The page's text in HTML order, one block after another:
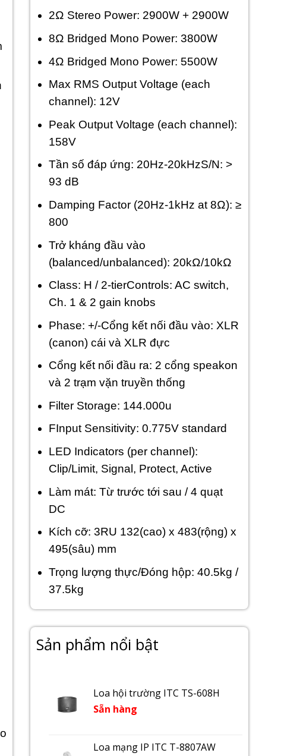
2Ω Stereo Power: 2900W + 2900W
8Ω Bridged Mono Power: 3800W
4Ω Bridged Mono Power: 5500W
Max RMS Output Voltage (each
channel): 12V
Peak Output Voltage (each channel):
158V
Tần số đáp ứng: 20Hz-20kHzS/N: >
93 dB
Damping Factor (20Hz-1kHz at 8Ω): ≥
800
Trở kháng đầu vào
(balanced/unbalanced): 20kΩ/10kΩ
Class: H / 2-tierControls: AC switch,
Ch. 1 & 2 gain knobs
Phase: +/-Cổng kết nối đầu vào: XLR
(canon) cái và XLR đực
Cổng kết nối đầu ra: 2 cổng speakon
và 2 trạm vặn truyền thống
Filter Storage: 144.000u
FInput Sensitivity: 0.775V standard
LED Indicators (per channel):
Clip/Limit, Signal, Protect, Active
Làm mát: Từ trước tới sau / 4 quạt
DC
Kích cỡ: 3RU 132(cao) x 483(rộng) x
495(sâu) mm
Trọng lượng thực/Đóng hộp: 40.5kg /
37.5kg
Sản phẩm nổi bật
Loa hội trường ITC TS-608H
Sẵn hàng
Loa mạng IP ITC T-8807AW